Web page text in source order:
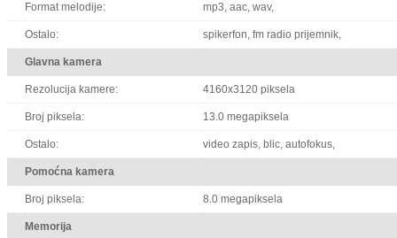
Format melodije: mp3, aac, wav,
Ostalo: spikerfon, fm radio prijemnik,
Glavna kamera
Rezolucija kamere: 4160x3120 piksela
Broj piksela: 13.0 megapiksela
Ostalo: video zapis, blic, autofokus,
Pomoćna kamera
Broj piksela: 8.0 megapiksela
Memorija